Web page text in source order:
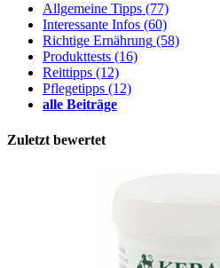
Allgemeine Tipps (77)
Interessante Infos (60)
Richtige Ernährung (58)
Produkttests (16)
Reittipps (12)
Pflegetipps (12)
alle Beiträge
Zuletzt bewertet